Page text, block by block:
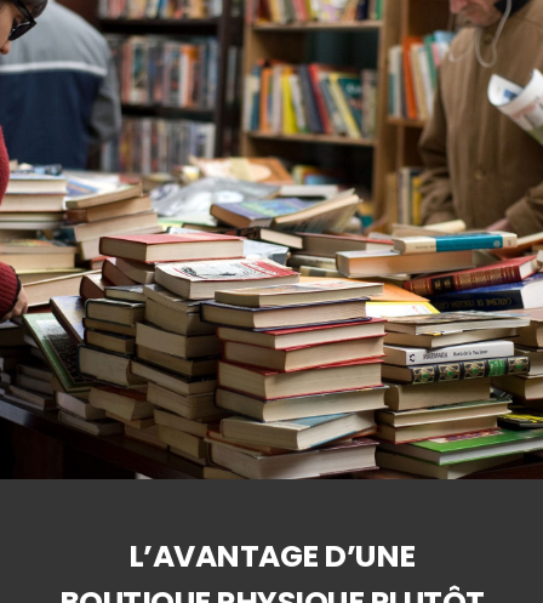
L’AVANTAGE D’UNE